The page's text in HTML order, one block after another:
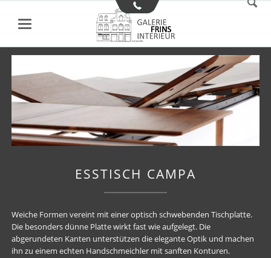
ESSTISCH CAMPA
Weiche Formen vereint mit einer optisch schwebenden Tischplatte.
Die besonders dünne Platte wirkt fast wie aufgelegt. Die
abgerundeten Kanten unterstützen die elegante Optik und machen
ihn zu einem echten Handschmeichler mit sanften Konturen.